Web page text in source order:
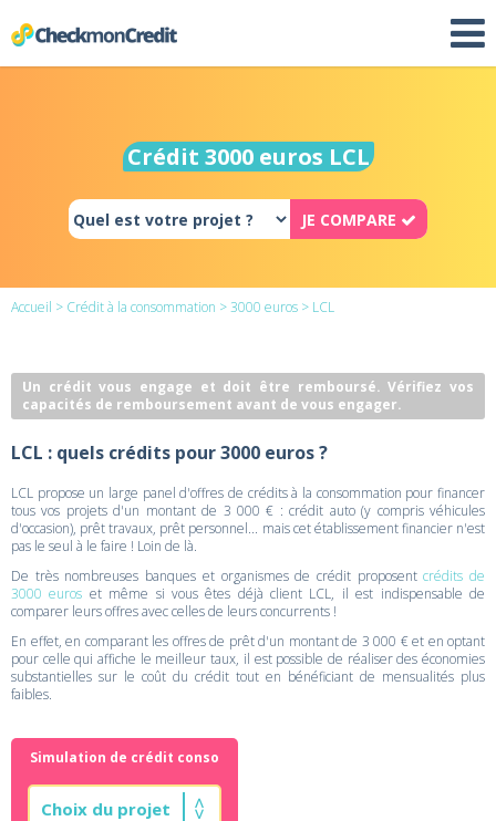
Crédit 3000 euros LCL
JE COMPARE
Accueil > Crédit à la consommation >3000 euros > LCL
Un crédit vous engage et doit être remboursé. Vérifiez vos
capacités de remboursement avant de vous engager.
LCL : quels crédits pour 3000 euros ?
LCL propose un large panel d'offres de crédits à la consommation pour financer
tous vos projets d'un montant de 3 000 € : crédit auto (y compris véhicules
d'occasion), prêt travaux, prêt personnel... mais cet établissement financier n'est
pas le seul à le faire ! Loin de là.
De très nombreuses banques et organismes de crédit proposentcrédits de
3000 euros et même si vous êtes déjà client LCL, il est indispensable de
comparer leurs offres avec celles de leurs concurrents !
En effet, en comparant les offres de prêt d'un montant de 3 000 € et en optant
pour celle qui affiche le meilleur taux, il est possible de réaliser des économies
substantielles sur le coût du crédit tout en bénéficiant de mensualités plus
faibles.
Simulation de crédit conso